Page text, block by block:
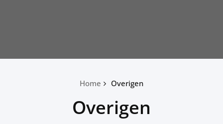
Home Overigen
Overigen